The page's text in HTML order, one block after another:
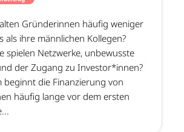
Gründerinnen häufig weniger
als ihre männlichen Kollegen?
spielen Netzwerke, unbewusste
der Zugang zu Investor*innen?
beginnt die Finanzierung von
häufig lange vor dem ersten